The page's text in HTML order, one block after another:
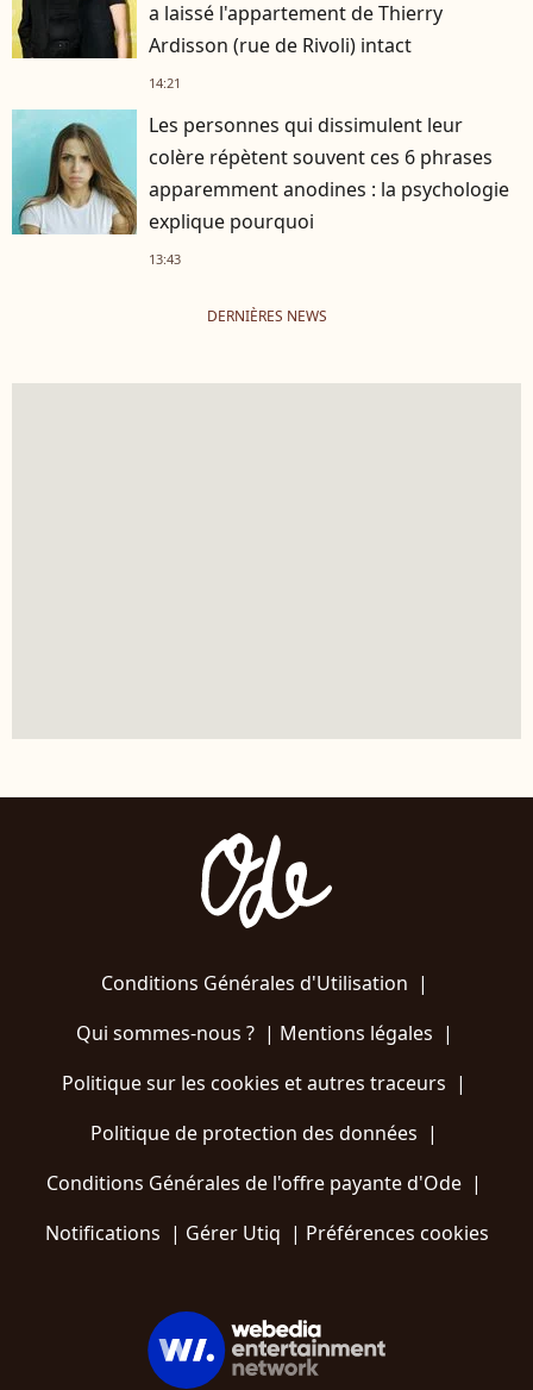
a laissé l'appartement de Thierry
Ardisson (rue de Rivoli) intact
14:21
Les personnes qui dissimulent leur
colère répètent souvent ces 6 phrases
apparemment anodines : la psychologie
explique pourquoi
13:43
DERNIÈRES NEWS
Conditions Générales d'Utilisation |
Qui sommes-nous ?| Mentions légales |
Politique sur les cookies et autres traceurs |
Politique de protection des données |
Conditions Générales de l'offre payante d'Ode |
Notifications | Gérer Utiq | Préférences cookies